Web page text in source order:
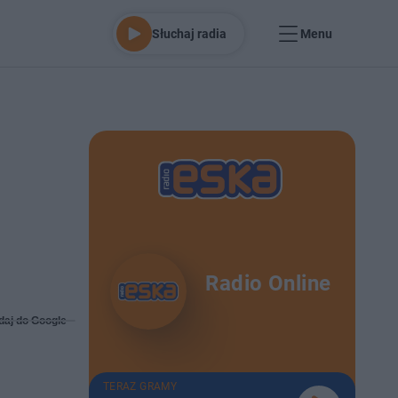
Słuchaj radia Menu
do Google
Radio Online
TERAZ GRAMY